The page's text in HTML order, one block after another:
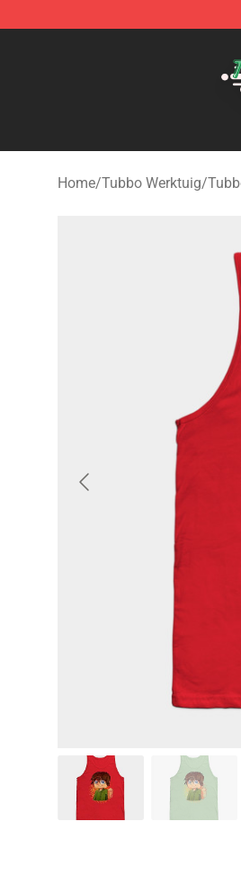
Tubbo Store - Official Tubbo
Home/Tubbo Werktuig/